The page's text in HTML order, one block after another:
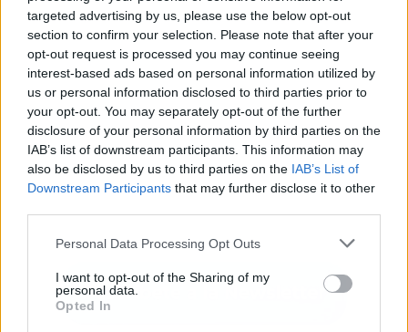
targeted advertising by us, please use the below opt-out
section to confirm your selection. Please note that after your
opt-out request is processed you may continue seeing
interest-based ads based on personal information utilized by
us or personal information disclosed to third parties prior to
your opt-out. You may separately opt-out of the further
disclosure of your personal information by third parties on the
IAB’s list of downstream participants. This information may
also be disclosed by us to third parties on the IAB’s List of
Downstream Participants that may further disclose it to other
Personal Data Processing Opt Outs
I want to opt-out of the Sharing of my
personal data.
Opted In